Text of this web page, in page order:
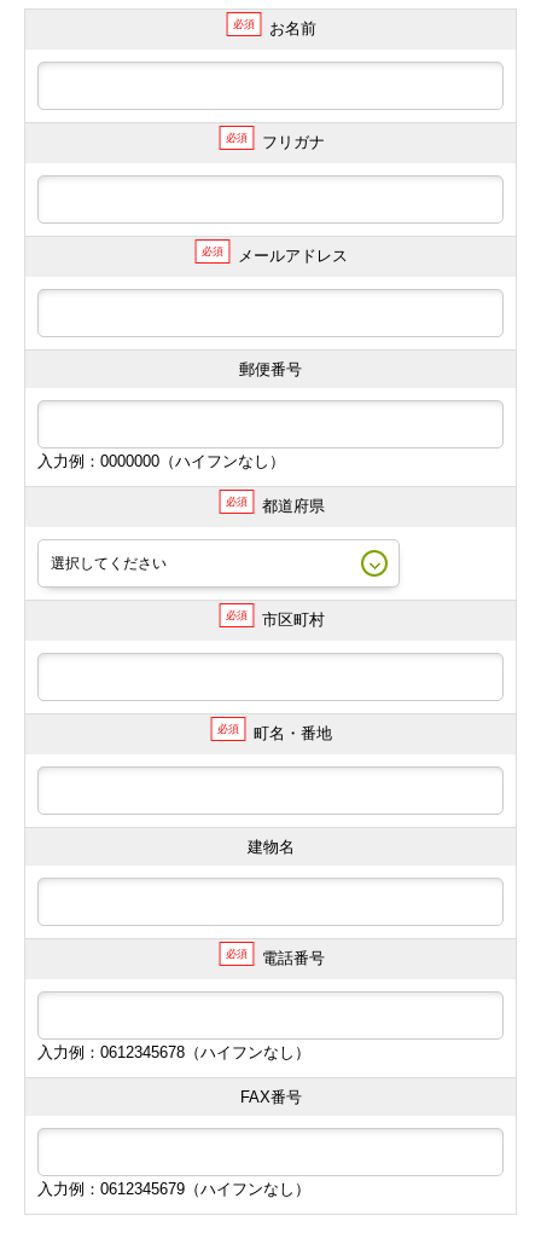
必須 お名前
必須 フリガナ
必須 メールアドレス
郵便番号
入力例：0000000（ハイフンなし）
必須 都道府県
必須 市区町村
必須 町名・番地
建物名
必須 電話番号
入力例：0612345678（ハイフンなし）
FAX番号
入力例：0612345679（ハイフンなし）